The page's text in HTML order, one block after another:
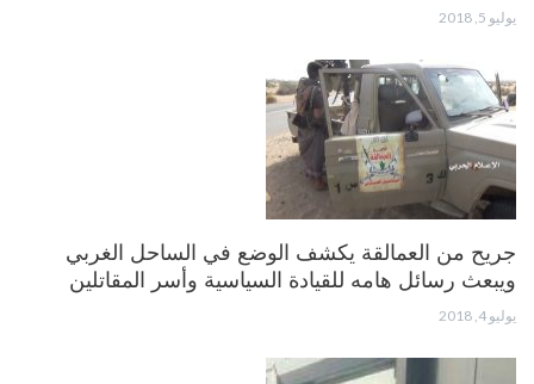
يوليو 5, 2018
جريح من العمالقة يكشف الوضع في الساحل الغربي
ويبعث رسائل هامه للقيادة السياسية وأسر المقاتلين
يوليو 4, 2018